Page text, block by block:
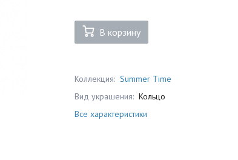
В корзину
Коллекция: Summer Time
Вид украшения: Кольцо
Все характеристики